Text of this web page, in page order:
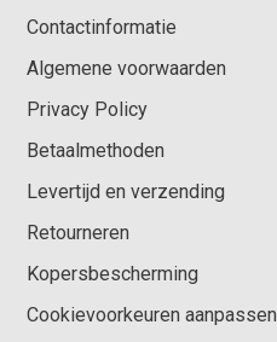
Contactinformatie
Algemene voorwaarden
Privacy Policy
Betaalmethoden
Levertijd en verzending
Retourneren
Kopersbescherming
Cookievoorkeuren aanpassen